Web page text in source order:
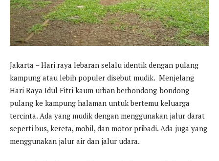
Jakarta – Hari raya lebaran selalu identik dengan pulang
kampung atau lebih populer disebut mudik. Menjelang
Hari Raya Idul Fitri kaum urban berbondong-bondong
pulang ke kampung halaman untuk bertemu keluarga
tercinta. Ada yang mudik dengan menggunakan jalur darat
seperti bus, kereta, mobil, dan motor pribadi. Ada juga yang
menggunakan jalur air dan jalur udara.